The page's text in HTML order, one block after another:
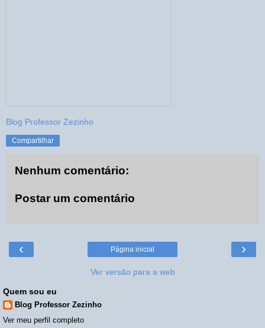
Blog Professor Zezinho
Compartilhar
Nenhum comentário:
Postar um comentário
‹ ›
Página inicial
Ver versão para a web
Quem sou eu
Blog Professor Zezinho
Ver meu perfil completo